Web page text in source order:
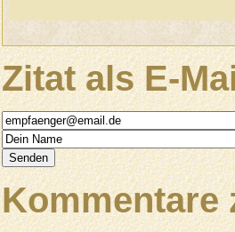
Zitat als E-
Kommentare